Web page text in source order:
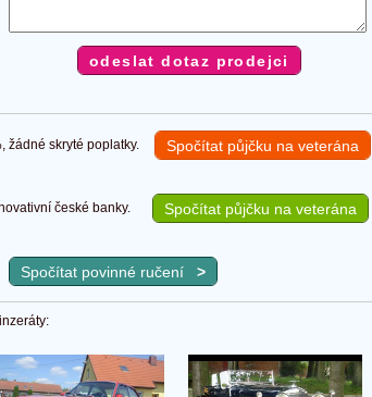
žádné skryté poplatky. Spočítat půjčku na veterána
české banky. Spočítat půjčku na veterána
Spočítat povinné ručení >